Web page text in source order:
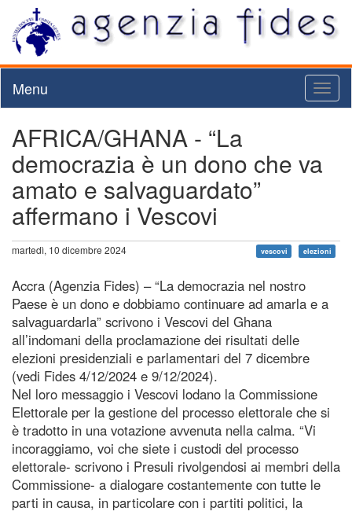
Menu
AFRICA/GHANA - “La
democrazia è un dono che va
amato e salvaguardato”
affermano i Vescovi
martedì, 10 dicembre 2024 vescovi elezioni
Accra (Agenzia Fides) – “La democrazia nel nostro
Paese è un dono e dobbiamo continuare ad amarla e a
salvaguardarla” scrivono i Vescovi del Ghana
all’indomani della proclamazione dei risultati delle
elezioni presidenziali e parlamentari del 7 dicembre
(vedi Fides 4/12/2024 e 9/12/2024).
Nel loro messaggio i Vescovi lodano la Commissione
Elettorale per la gestione del processo elettorale che si
è tradotto in una votazione avvenuta nella calma. “Vi
incoraggiamo, voi che siete i custodi del processo
elettorale- scrivono i Presuli rivolgendosi ai membri della
Commissione- a dialogare costantemente con tutte le
parti in causa, in particolare con i partiti politici, la